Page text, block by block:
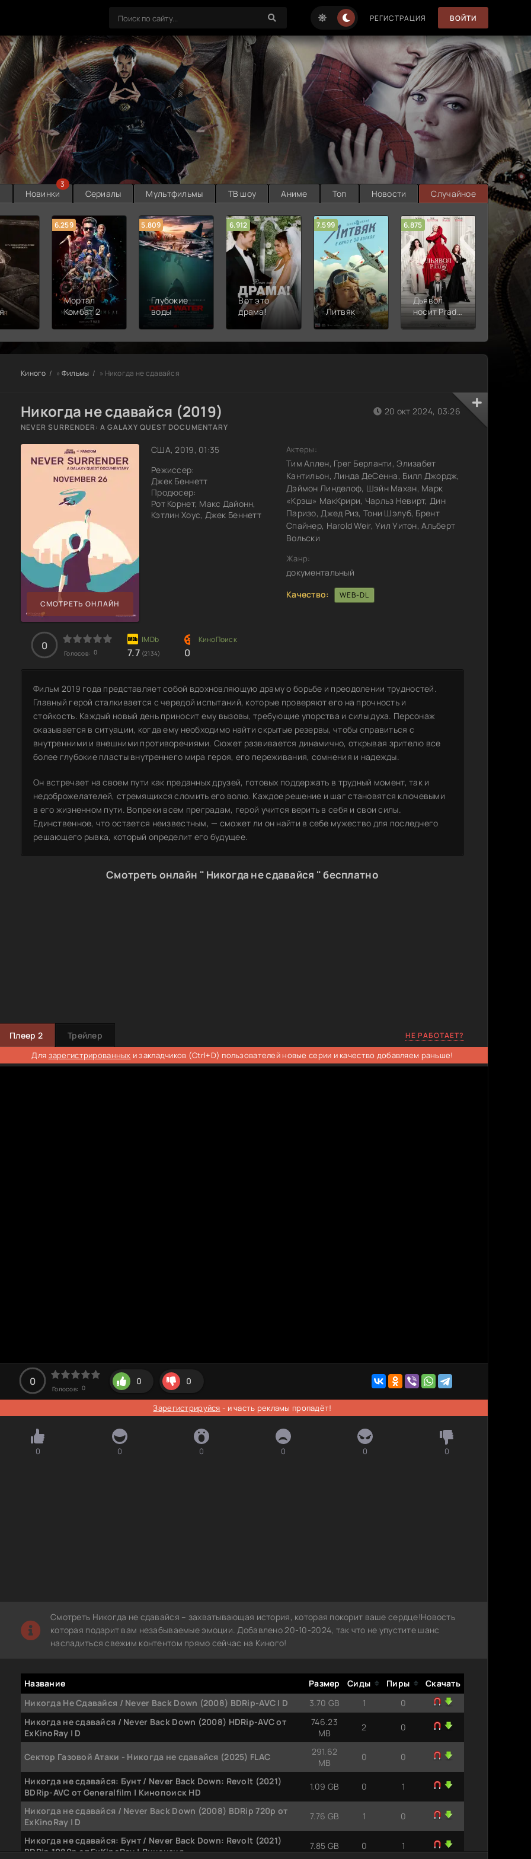
РЕГИСТРАЦИЯ ВОЙТИ
Новинки
3
Сериалы Мультфильмы ТВ шоу Аниме Топ Новости Случайное
6.259
Мортал
Комбат 2
5.809
Глубокие
воды
6.912
Вот это
драма!
7.599
Литвяк
6.875
Дьявол
носит Prada
2
6.314
Киного » Фильмы » Никогда не сдавайся
Никогда не сдавайся (2019)
NEVER SURRENDER: A GALAXY QUEST DOCUMENTARY
СМОТРЕТЬ ОНЛАЙН
США, 2019, 01:35
Режиссер:
Джек Беннетт
Продюсер:
Рот Корнет, Макс Дайонн,
Кэтлин Хоус, Джек Беннетт
20 окт 2024, 03:26
Актеры:
Тим Аллен, Грег Берланти, Элизабет
Кантильон, Линда ДеСенна, Билл Джордж,
Дэймон Линделоф, Шэйн Махан, Марк
«Крэш» МакКрири, Чарльз Невирт, Дин
Паризо, Джед Риз, Тони Шэлуб, Брент
Спайнер, Harold Weir, Уил Уитон, Альберт
Вольски
Жанр:
документальный
Качество:
WEB-DL
0
Голосов: 0 7.7 (2134) 0
Фильм 2019 года представляет собой вдохновляющую драму о борьбе и преодолении трудностей.
Главный герой сталкивается с чередой испытаний, которые проверяют его на прочность и
стойкость. Каждый новый день приносит ему вызовы, требующие упорства и силы духа. Персонаж
оказывается в ситуации, когда ему необходимо найти скрытые резервы, чтобы справиться с
внутренними и внешними противоречиями. Сюжет развивается динамично, открывая зрителю все
более глубокие пласты внутреннего мира героя, его переживания, сомнения и надежды.
Он встречает на своем пути как преданных друзей, готовых поддержать в трудный момент, так и
недоброжелателей, стремящихся сломить его волю. Каждое решение и шаг становятся ключевыми
в его жизненном пути. Вопреки всем преградам, герой учится верить в себя и свои силы.
Единственное, что остается неизвестным, — сможет ли он найти в себе мужество для последнего
решающего рывка, который определит его будущее.
Смотреть онлайн " Никогда не сдавайся " бесплатно
Плеер 2 Трейлер НЕ РАБОТАЕТ?
Для зарегистрированных и закладчиков (Ctrl+D) пользователей новые серии и качество добавляем раньше!
0
Голосов: 0
0 0
Зарегистрируйся - и часть рекламы пропадёт!
0 0 0 0 0 0
Смотреть Никогда не сдавайся – захватывающая история, которая покорит ваше сердце!Новость
которая подарит вам незабываемые эмоции. Добавлено 20-10-2024, так что не упустите шанс
насладиться свежим контентом прямо сейчас на Киного!
Название Размер Сиды Пиры
Скачать
Никогда Не Сдавайся / Never Back Down (2008) BDRip-AVC | D
3.70 GB 1
0
Никогда не сдавайся / Never Back Down (2008) HDRip-AVC от
ExKinoRay | D
746.23
MB
2 0
Сектор Газовой Атаки - Никогда не сдавайся (2025) FLAC
291.62
MB
0 0
Никогда не сдавайся: Бунт / Never Back Down: Revolt (2021)
BDRip-AVC от Generalfilm | Кинопоиск HD
1.09 GB 0 1
Никогда не сдавайся / Never Back Down (2008) BDRip 720p от
ExKinoRay | D
7.76 GB 1 0
Никогда не сдавайся: Бунт / Never Back Down: Revolt (2021)
BDRip 1080p от ExKinoRay | Лицензия
7.85 GB 0 1